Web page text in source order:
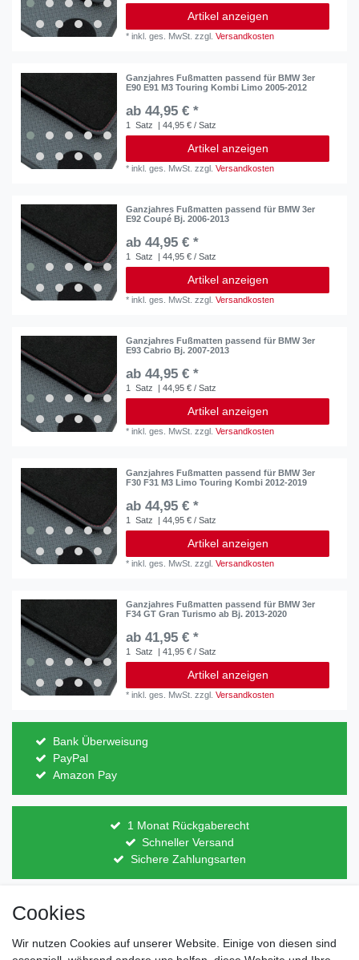
Artikel anzeigen
*inkl. ges. MwSt. zzgl.Versandkosten
Ganzjahres Fußmatten passend für BMW 3er
E90 E91 M3 Touring Kombi Limo 2005-2012
ab 44,95 € *
1 Satz | 44,95 € / Satz
Artikel anzeigen
*inkl. ges. MwSt. zzgl.Versandkosten
Ganzjahres Fußmatten passend für BMW 3er
E92 Coupé Bj. 2006-2013
ab 44,95 € *
1 Satz | 44,95 € / Satz
Artikel anzeigen
*inkl. ges. MwSt. zzgl.Versandkosten
Ganzjahres Fußmatten passend für BMW 3er
E93 Cabrio Bj. 2007-2013
ab 44,95 € *
1 Satz | 44,95 € / Satz
Artikel anzeigen
*inkl. ges. MwSt. zzgl.Versandkosten
Ganzjahres Fußmatten passend für BMW 3er
F30 F31 M3 Limo Touring Kombi 2012-2019
ab 44,95 € *
1 Satz | 44,95 € / Satz
Artikel anzeigen
*inkl. ges. MwSt. zzgl.Versandkosten
Ganzjahres Fußmatten passend für BMW 3er
F34 GT Gran Turismo ab Bj. 2013-2020
ab 41,95 € *
1 Satz | 41,95 € / Satz
Artikel anzeigen
*inkl. ges. MwSt. zzgl.Versandkosten
Bank Überweisung
PayPal
Amazon Pay
1 Monat Rückgaberecht
Schneller Versand
Sichere Zahlungsarten
Direkt vom Hersteller
Lagerware
Cookies
Wir nutzen Cookies auf unserer Website. Einige von diesen sind